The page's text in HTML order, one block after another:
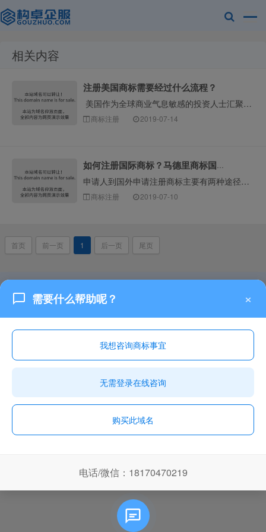
产权有限公司
相关内容
注册美国商标需要经过什么流程？
美国作为全球商业气息敏感的投资人士汇聚之地，美国作为全球经济的金融中中心，经商投资者更是对美国市场趋之若鹜，美国是十分重视知识产权的国家之一，因而对···
商标注册 2019-07-14
如何注册国际商标？马德里商标国际注册流程及费用
申请人到国外申请注册商标主要有两种途径：一种是逐一国家注册，即分别向各国商标主管机关申请注册；一种是马德里商标国际注册，即根据《商标国际注册马德里协定···
商标注册 2019-07-10
首页 前一页 1 后一页 尾页
城市列表
需要什么帮助呢？ ×
我想咨询商标事宜
无需登录在线咨询
购买此域名
电话/微信：18170470219